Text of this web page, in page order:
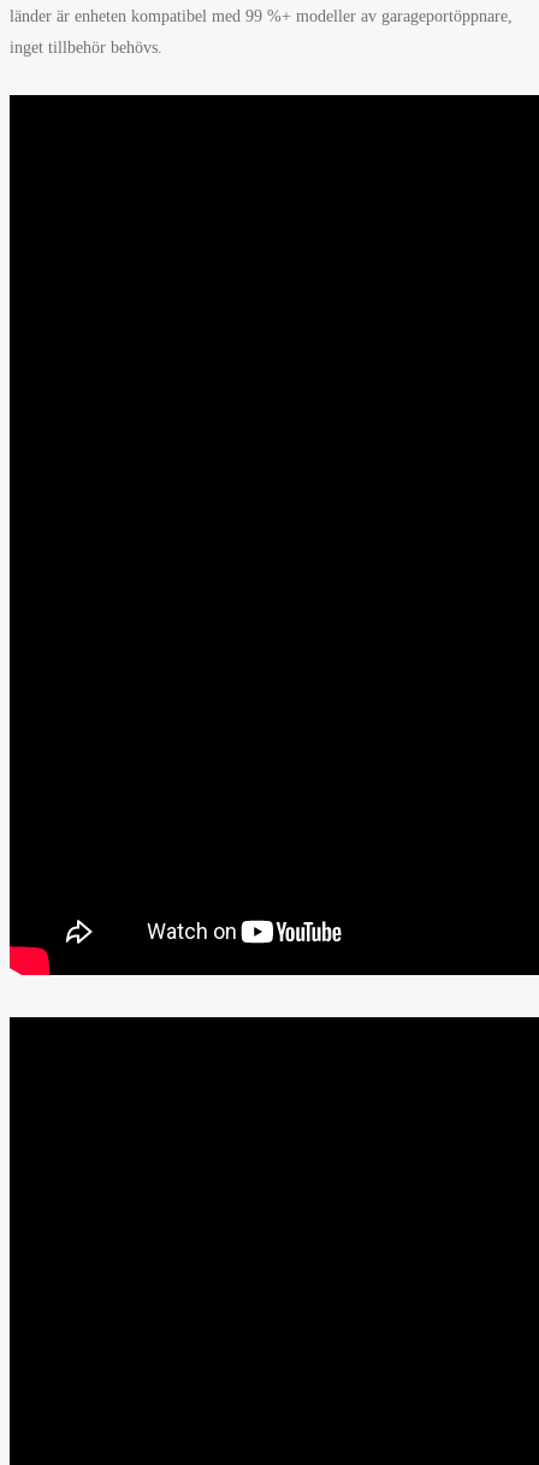
länder är enheten kompatibel med 99 %+ modeller av garageportöppnare,
inget tillbehör behövs.